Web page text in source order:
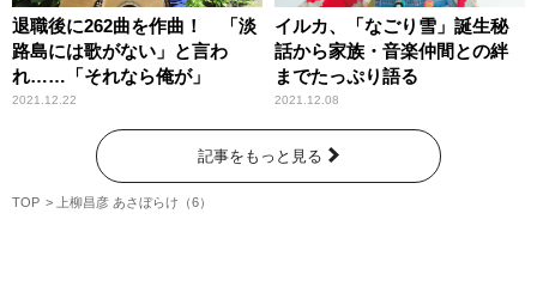
退職後に262曲を作曲！ 「淡
路島には歌がない」と言わ
れ……「それなら俺が」
2021.12.22
イルカ、「なごり雪」誕生秘
話から家族・音楽仲間との絆
までたっぷり語る
2021.12.08
記事をもっと見る
TOP 上柳昌彦 あさぼらけ（6）